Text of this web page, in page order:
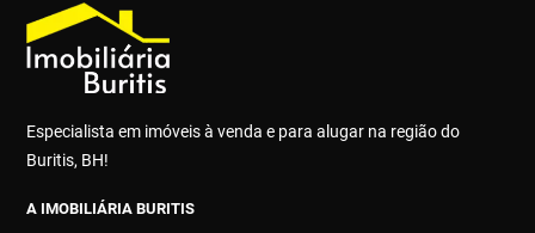
Especialista em imóveis à venda e para alugar na região do
Buritis, BH!
A IMOBILIÁRIA BURITIS